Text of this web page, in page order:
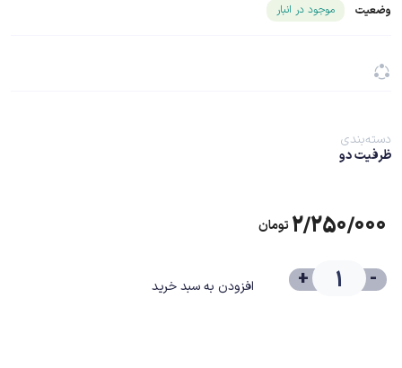
وضعیت موجود در انبارشناسه محصول ۲۵۴۸۸
دسته‌بندی
ظرفیت دو
۲/۲۵۰/۰۰۰ تومان
-
+ افزودن به سبد خرید